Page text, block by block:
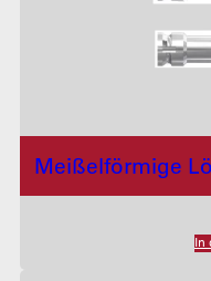
Meißelförmige
In